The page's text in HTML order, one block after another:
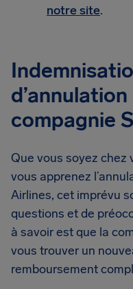
notre site.
compagnie
Que vous soyez chez
vous apprenez
Airlines, cet imprévu
questions et de
à savoir est que la
vous trouver un
remboursement